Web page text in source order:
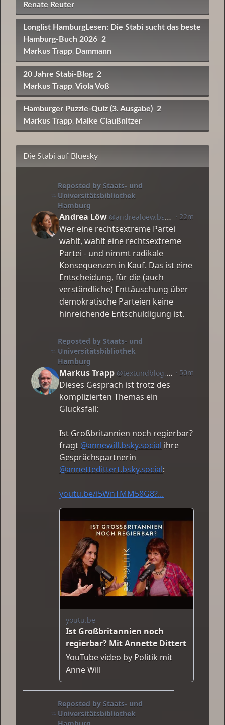
Renate Reuter
Longlist HamburgLesen: Die Stabi sucht das beste
Hamburg-Buch 2026 2
Markus Trapp, Dammann
20 Jahre Stabi-Blog 2
Markus Trapp, Viola Voß
Hamburger Puzzle-Quiz (3. Ausgabe) 2
Markus Trapp, Maike Claußnitzer
Die Stabi auf Bluesky